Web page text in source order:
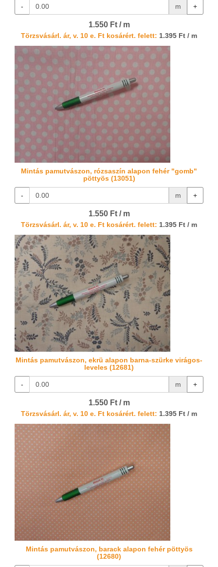
- m +
1.550 Ft / m
Törzsvásárl. ár, v. 10 e. Ft kosárért. felett: 1.395 Ft / m
Mintás pamutvászon, rózsaszín alapon fehér "gomb"
pöttyös (13051)
- m +
1.550 Ft / m
Törzsvásárl. ár, v. 10 e. Ft kosárért. felett: 1.395 Ft / m
Mintás pamutvászon, ekrü alapon barna-szürke virágos-
leveles (12681)
- m +
1.550 Ft / m
Törzsvásárl. ár, v. 10 e. Ft kosárért. felett: 1.395 Ft / m
Mintás pamutvászon, barack alapon fehér pöttyös
(12680)